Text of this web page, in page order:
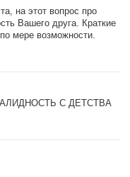
на этот вопрос про
Вашего друга. Краткие
мере возможности.
С ДЕТСТВА